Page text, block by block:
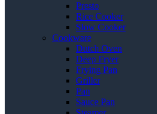
Presto
Rice Cooker
Slow Cooker
Cookware
Dutch Oven
Deep Fryer
Frying Pan
Griller
Pan
Sauce Pan